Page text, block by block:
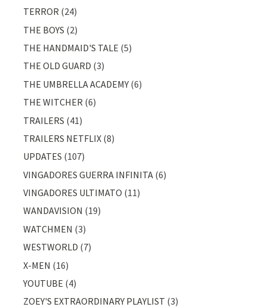
TERROR (24)
THE BOYS (2)
THE HANDMAID'S TALE (5)
THE OLD GUARD (3)
THE UMBRELLA ACADEMY (6)
THE WITCHER (6)
TRAILERS (41)
TRAILERS NETFLIX (8)
UPDATES (107)
VINGADORES GUERRA INFINITA (6)
VINGADORES ULTIMATO (11)
WANDAVISION (19)
WATCHMEN (3)
WESTWORLD (7)
X-MEN (16)
YOUTUBE (4)
ZOEY'S EXTRAORDINARY PLAYLIST (3)